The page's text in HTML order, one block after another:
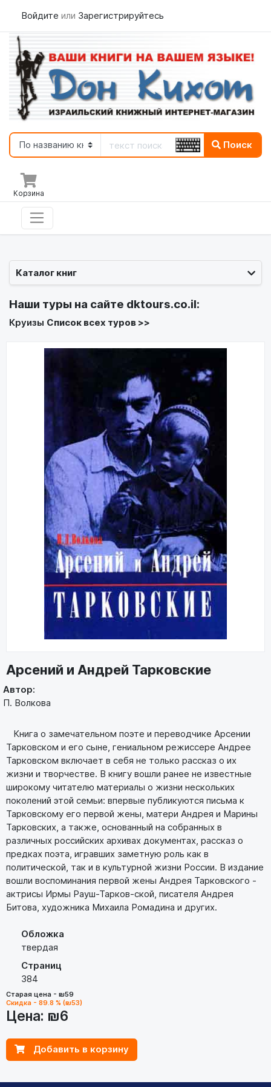
Войдите или Зарегистрируйтесь
Поиск
Корзина
Каталог книг
Наши туры на сайте dktours.co.il:
Круизы Список всех туров >>
Арсений и Андрей Тарковские
Автор:
П. Волкова
Книга о замечательном поэте и переводчике Арсении
Тарковском и его сыне, гениальном режиссере Андрее
Тарковском включает в себя не только рассказ о их
жизни и творчестве. В книгу вошли ранее не известные
широкому читателю материалы о жизни нескольких
поколений этой семьи: впервые публикуются письма к
Тарковскому его первой жены, матери Андрея и Марины
Тарковских, а также, основанный на собранных в
различных российских архивах документах, рассказ о
предках поэта, игравших заметную роль как в
политической, так и в культурной жизни России. В издание
вошли воспоминания первой жены Андрея Тарковского -
актрисы Ирмы Рауш-Тарков-ской, писателя Андрея
Битова, художника Михаила Ромадина и других.
Обложка
твердая
Страниц
384
Старая цена - ₪59
Скидка - 89.8 % (₪53)
Цена: ₪6
Добавить в корзину